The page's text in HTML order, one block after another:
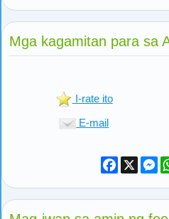
Mga kagamitan para sa
I-rate ito
E-mail
Facebook
X